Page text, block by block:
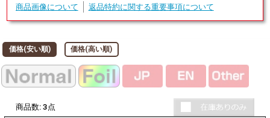
商品画像について 返品特約に関する重要事項について
価格(安い順) 価格(高い順)
商品数: 3 点